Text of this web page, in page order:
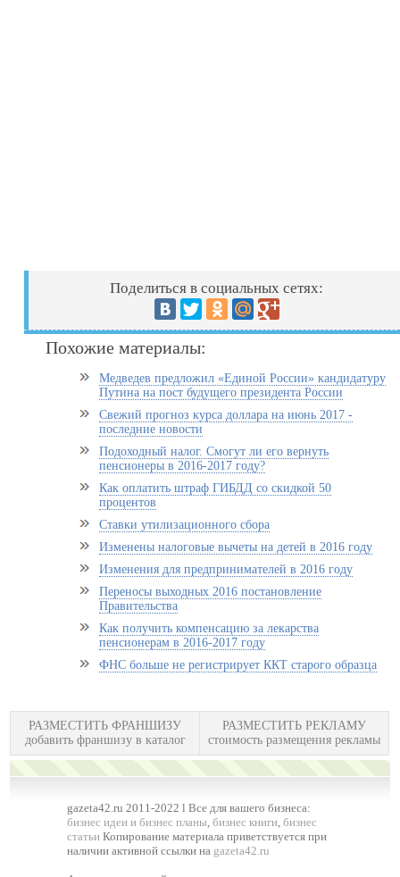
Поделиться в социальных сетях:
Похожие материалы:
Медведев предложил «Единой России» кандидатуру
Путина на пост будущего президента России
Свежий прогноз курса доллара на июнь 2017 -
последние новости
Подоходный налог. Смогут ли его вернуть
пенсионеры в 2016-2017 году?
Как оплатить штраф ГИБДД со скидкой 50
процентов
Ставки утилизационного сбора
Изменены налоговые вычеты на детей в 2016 году
Изменения для предпринимателей в 2016 году
Переносы выходных 2016 постановление
Правительства
Как получить компенсацию за лекарства
пенсионерам в 2016-2017 году
ФНС больше не регистрирует ККТ старого образца
РАЗМЕСТИТЬ ФРАНШИЗУ
добавить франшизу в каталог
РАЗМЕСТИТЬ РЕКЛАМУ
стоимость размещения рекламы
gazeta42.ru 2011-2022 l Все для вашего бизнеса:
бизнес идеи и бизнес планы,бизнес книги,бизнес
статьи Копирование материала приветствуется при
наличии активной ссылки на gazeta42.ru